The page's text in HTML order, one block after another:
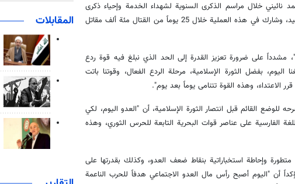
نائيني خلال مراسم الذكرى السنوية لشهداء الخدمة وإحياء ذكرى
تحرير خرمشهر: "كان لتحرير خرمشهر ستة آلاف شهيد، وشارك في هذه العملية خلال 25 يوماً من القتال مئة ألف مقاتل
على ضرورة تعزيز القدرة إلى الحد الذي نبلغ فيه قوة ردع
بفضل الثورة الإسلامية، مرحلة الردع الفعال، وقوتنا باتت
الاعتداء، وهذه القوة تتنامى يوماً بعد يوم".
القائم قبل انتصار الثورة الإسلامية، أن "العدو اليوم، لكي
الفارسية على عناصر قوات البحرية التابعة للحرس الثوري، وهذه
متطورة وإحاطة استخباراتية بنقاط ضعف العدو، وكذلك بقدرتها على
أن "اليوم أصبح رأس مال العدو الاجتماعي هدفاً للحرب الناعمة
المقابلات